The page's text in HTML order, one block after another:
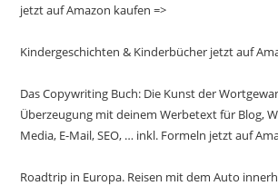
jetzt auf Amazon kaufen =>
Kindergeschichten & Kinderbücher jetzt auf
Das Copywriting Buch: Die Kunst der
Überzeugung mit deinem Werbetext für Blog,
Media, E-Mail, SEO, … inkl. Formeln jetzt auf
Roadtrip in Europa. Reisen mit dem Auto